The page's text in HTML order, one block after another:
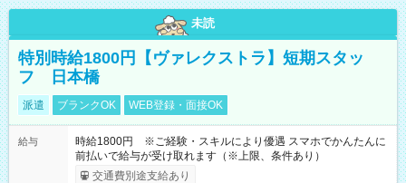
未読
特別時給1800円【ヴァレクストラ】短期スタッ
フ 日本橋
派遣 ブランクOK WEB登録・面接OK
給与
時給1800円 ※ご経験・スキルにより優遇 スマホでかんたんに
前払いで給与が受け取れます（※上限、条件あり）
交通費別途支給あり